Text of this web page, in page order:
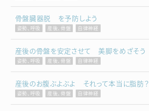
骨盤臓器脱 を予防しよう
姿勢、呼吸 産後、骨盤 自律神経
産後の骨盤を安定させて 美脚をめざそう
姿勢、呼吸 産後、骨盤 自律神経
産後のお腹ぶよぶよ それって本当に脂肪？
姿勢、呼吸 産後、骨盤 自律神経